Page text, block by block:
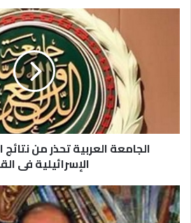
الجامعة العربية تحذر من
الإسرائيلية فى